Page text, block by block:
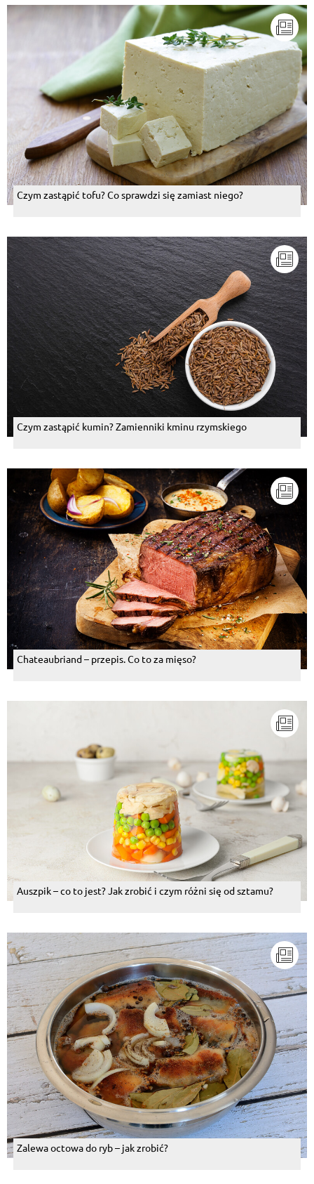
Czym zastąpić tofu? Co sprawdzi się zamiast niego?
Czym zastąpić kumin? Zamienniki kminu rzymskiego
Chateaubriand – przepis. Co to za mięso?
Auszpik – co to jest? Jak zrobić i czym różni się od sztamu?
Zalewa octowa do ryb – jak zrobić?